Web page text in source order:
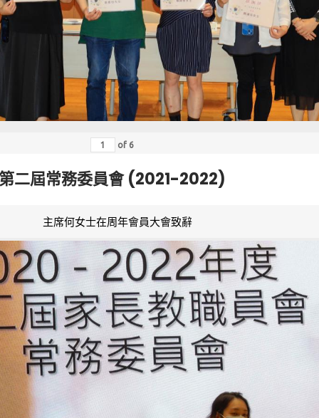
of 6
二屆常務委員會 (2021-2022)
主席何女士在周年會員大會致辭